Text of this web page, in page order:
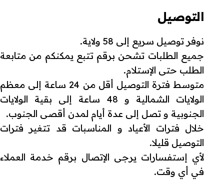
التوصيل
نوفر توصيل سريع إلى 58 ولاية.
جميع الطلبات تشحن برقم تتبع يمكنكم من متابعة
الطلب حتى الإستلام.
متوسط فترة التوصيل أقل من 24 ساعة إلى معظم
الولايات الشمالية و 48 ساعة إلى بقية الولايات
الجنوبية و تصل إلى عدة أيام لمدن أقصى الجنوب.
خلال فترات الأعياد و المناسبات قد تتغير فترات
التوصيل قليلا.
لأي إستفسارات يرجى الإتصال برقم خدمة العملاء
في أي وقت.